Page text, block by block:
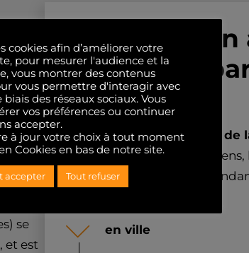
se
, et est
La formation
conduire :
pratique
Pour que l 'apprentissage de
routière prenne tout son
format de l'alternance.
en ville
cookies afin d’améliorer votre
pour mesurer l'audience et la
vous montrer des contenus
vous permettre d'interagir avec
des réseaux sociaux. Vous
vos préférences ou continuer
accepter.
à jour votre choix à tout moment
Cookies en bas de notre site.
accepter Tout refuser